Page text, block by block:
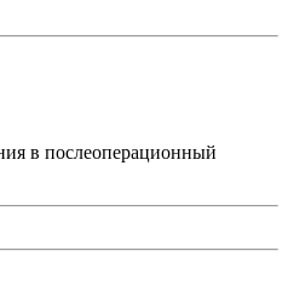
в послеоперационный